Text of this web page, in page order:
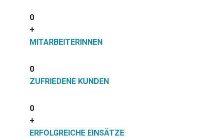
0
+
MITARBEITERINNEN
0
ZUFRIEDENE KUNDEN
0
+
ERFOLGREICHE EINSÄTZE